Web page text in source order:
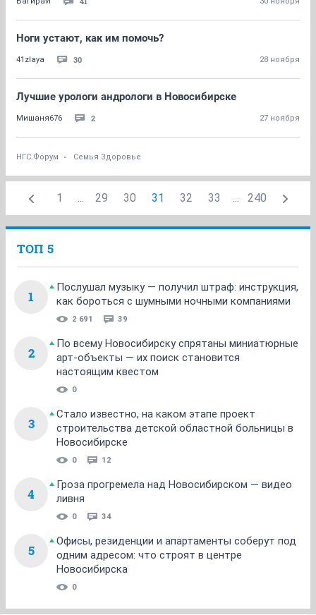
Ноги устают, как им помочь?
41zlaya 30 28 ноября
Лучшие урологи андрологи в Новосибирске
Мишаня676 2 27 ноября
НГС.Форум Семья Здоровье
1 ... 29 30 31 32 33 ... 240
ТОП 5
1
Послушал музыку — получил штраф: инструкция,
как бороться с шумными ночными компаниями
2 691 39
2
По всему Новосибирску спрятаны миниатюрные
арт-объекты — их поиск становится
настоящим квестом
0
3
Стало известно, на каком этапе проект
строительства детской областной больницы в
Новосибирске
0 12
4
Гроза прогремела над Новосибирском — видео
ливня
0 34
5
Офисы, резиденции и апартаменты соберут под
одним адресом: что строят в центре
Новосибирска
0